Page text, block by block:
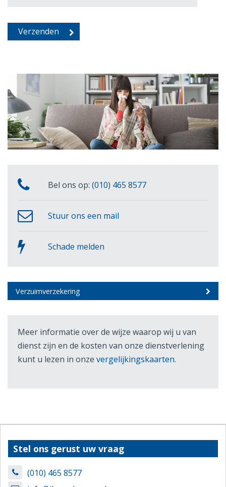
Bel ons op: (010) 465 8577
Stuur ons een mail
Schade melden
Verzuimverzekering
Meer informatie over de wijze waarop wij u van
dienst zijn en de kosten van onze dienstverlening
kunt u lezen in onze vergelijkingskaarten.
Stel ons gerust uw vraag
(010) 465 8577